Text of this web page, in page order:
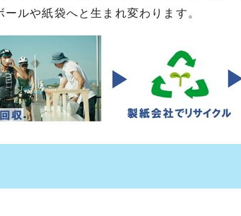
ルや紙袋へと生まれ変わります。